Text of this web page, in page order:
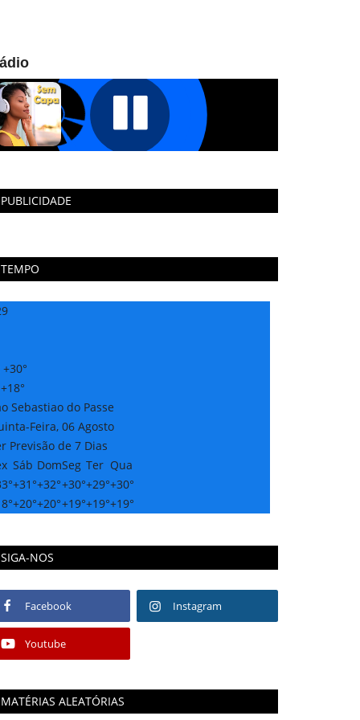
PUBLICIDADE
TEMPO
+30°
+18°
Sebastiao do Passe
Feira, 06 Agosto
Previsão de 7 Dias
Sáb DomSeg Ter Qua
+31°+32°+30°+29°+30°
+20°+20°+19°+19°+19°
SIGA-NOS
Facebook Instagram
Youtube
MATÉRIAS ALEATÓRIAS